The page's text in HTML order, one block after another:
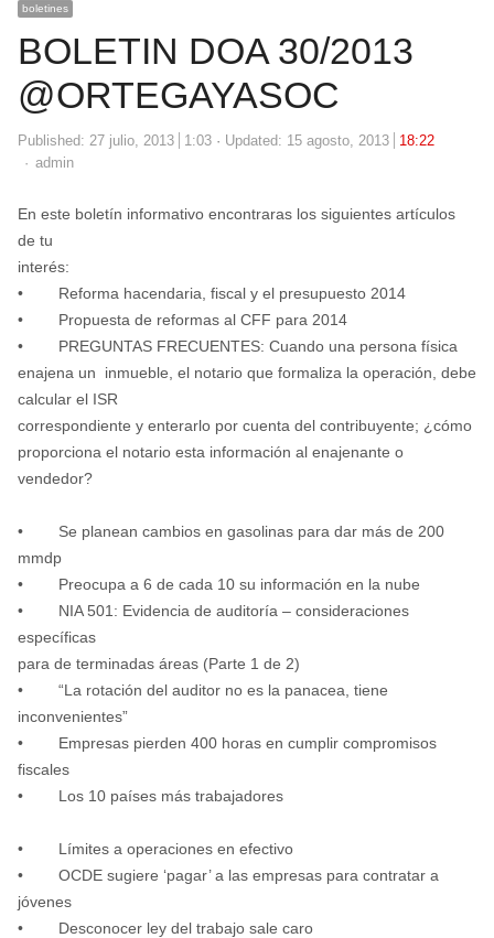
boletines
BOLETIN DOA 30/2013
@ORTEGAYASOC
Published: 27 julio, 2013 1:03 Updated: 15 agosto, 2013
18:22
Author
admin
En este boletín informativo encontraras los siguientes artículos
de tu
interés:
• Reforma hacendaria, fiscal y el presupuesto 2014
• Propuesta de reformas al CFF para 2014
• PREGUNTAS FRECUENTES: Cuando una persona física
enajena un inmueble, el notario que formaliza la operación, debe
calcular el ISR
correspondiente y enterarlo por cuenta del contribuyente; ¿cómo
proporciona el notario esta información al enajenante o
vendedor?
• Se planean cambios en gasolinas para dar más de 200
mmdp
• Preocupa a 6 de cada 10 su información en la nube
• NIA 501: Evidencia de auditoría – consideraciones
específicas
para de terminadas áreas (Parte 1 de 2)
• “La rotación del auditor no es la panacea, tiene
inconvenientes”
• Empresas pierden 400 horas en cumplir compromisos
fiscales
• Los 10 países más trabajadores
• Límites a operaciones en efectivo
• OCDE sugiere ‘pagar’ a las empresas para contratar a
jóvenes
• Desconocer ley del trabajo sale caro